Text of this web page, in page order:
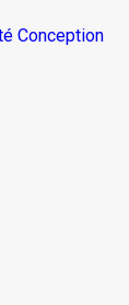
Conception